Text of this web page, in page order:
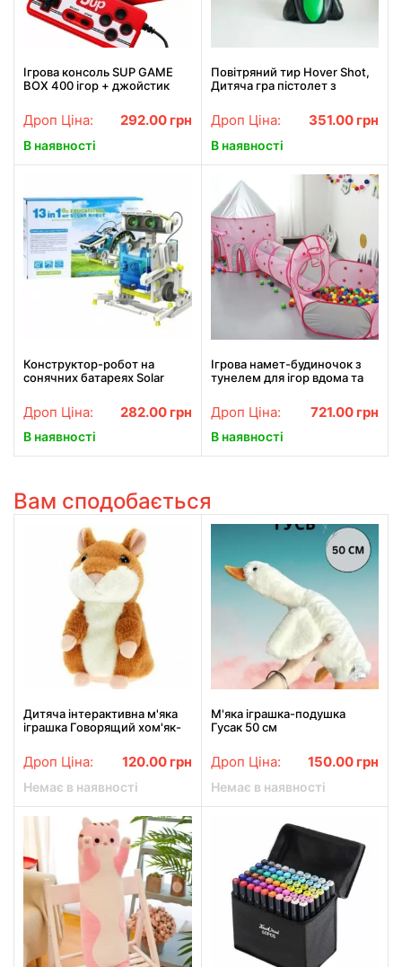
Ігрова консоль SUP GAME
BOX 400 ігор + джойстик
Дроп Ціна: 292.00 грн
В наявності
Повітряний тир Hover Shot,
Дитяча гра пістолет з
Дроп Ціна: 351.00 грн
В наявності
Конструктор-робот на
сонячних батареях Solar
Дроп Ціна: 282.00 грн
В наявності
Ігрова намет-будиночок з
тунелем для ігор вдома та
Дроп Ціна: 721.00 грн
В наявності
Вам сподобається
Дитяча інтерактивна м'яка
іграшка Говорящий хом'як-
говорящий хом'як
Дроп Ціна: 120.00 грн
Немає в наявності
М'яка іграшка-подушка
Гусак 50 см
Дроп Ціна: 150.00 грн
Немає в наявності